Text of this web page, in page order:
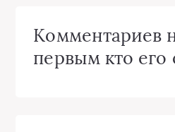
Комментариев
первым кто его